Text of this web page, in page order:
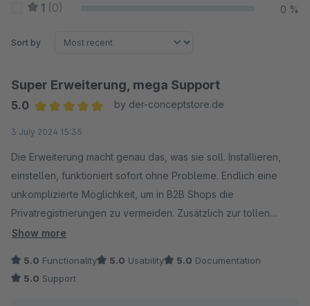
1 (0) 0 %
Sort by
Super Erweiterung, mega Support
5.0
by der-conceptstore.de
3 July 2024 15:35
Die Erweiterung macht genau das, was sie soll. Installieren,
einstellen, funktioniert sofort ohne Probleme. Endlich eine
unkomplizierte Möglichkeit, um in B2B Shops die
Privatregistrierungen zu vermeiden. Zusätzlich zur tollen
Erweiterung: kompetenter Support mit sehr kurzer
Show more
5.0 Functionality 5.0 Usability 5.0 Documentation
5.0 Support